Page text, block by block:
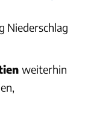
Niederschlag
weiterhin